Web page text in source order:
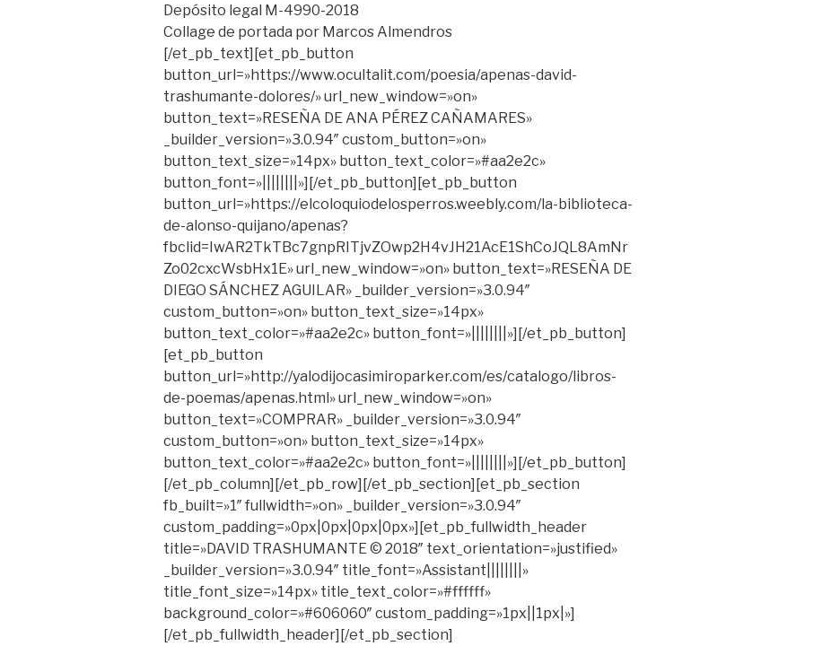
Depósito legal M-4990-2018
Collage de portada por Marcos Almendros
[/et_pb_text][et_pb_button
button_url=»https://www.ocultalit.com/poesia/apenas-david-
trashumante-dolores/» url_new_window=»on»
button_text=»RESEÑA DE ANA PÉREZ CAÑAMARES»
_builder_version=»3.0.94″ custom_button=»on»
button_text_size=»14px» button_text_color=»#aa2e2c»
button_font=»||||||||»][/et_pb_button][et_pb_button
button_url=»https://elcoloquiodelosperros.weebly.com/la-biblioteca-
de-alonso-quijano/apenas?
fbclid=IwAR2TkTBc7gnpRITjvZOwp2H4vJH21AcE1ShCoJQL8AmNr
Zo02cxcWsbHx1E» url_new_window=»on» button_text=»RESEÑA DE
DIEGO SÁNCHEZ AGUILAR» _builder_version=»3.0.94″
custom_button=»on» button_text_size=»14px»
button_text_color=»#aa2e2c» button_font=»||||||||»][/et_pb_button]
[et_pb_button
button_url=»http://yalodijocasimiroparker.com/es/catalogo/libros-
de-poemas/apenas.html» url_new_window=»on»
button_text=»COMPRAR» _builder_version=»3.0.94″
custom_button=»on» button_text_size=»14px»
button_text_color=»#aa2e2c» button_font=»||||||||»][/et_pb_button]
[/et_pb_column][/et_pb_row][/et_pb_section][et_pb_section
fb_built=»1″ fullwidth=»on» _builder_version=»3.0.94″
custom_padding=»0px|0px|0px|0px»][et_pb_fullwidth_header
title=»DAVID TRASHUMANTE © 2018″ text_orientation=»justified»
_builder_version=»3.0.94″ title_font=»Assistant||||||||»
title_font_size=»14px» title_text_color=»#ffffff»
background_color=»#606060″ custom_padding=»1px||1px|»]
[/et_pb_fullwidth_header][/et_pb_section]